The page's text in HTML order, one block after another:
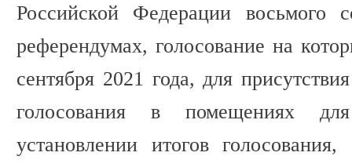
Российской Федерации восьмого
референдумах, голосование на
сентября 2021 года, для
голосования в помещениях
установлении итогов голосования,